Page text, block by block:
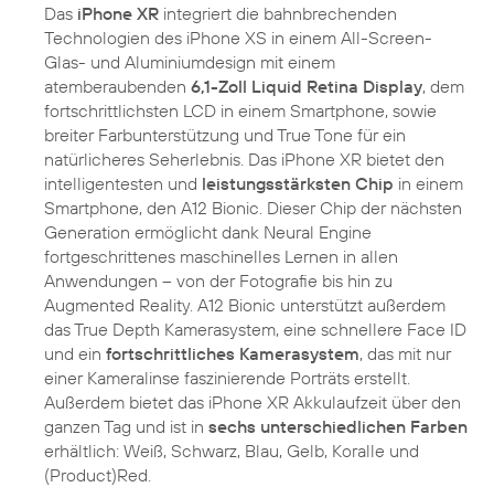
Das iPhone XR integriert die bahnbrechenden
Technologien des iPhone XS in einem All-Screen-
Glas- und Aluminiumdesign mit einem
atemberaubenden 6,1-Zoll Liquid Retina Display, dem
fortschrittlichsten LCD in einem Smartphone, sowie
breiter Farbunterstützung und True Tone für ein
natürlicheres Seherlebnis. Das iPhone XR bietet den
intelligentesten und leistungsstärksten Chip in einem
Smartphone, den A12 Bionic. Dieser Chip der nächsten
Generation ermöglicht dank Neural Engine
fortgeschrittenes maschinelles Lernen in allen
Anwendungen – von der Fotografie bis hin zu
Augmented Reality. A12 Bionic unterstützt außerdem
das True Depth Kamerasystem, eine schnellere Face ID
und ein fortschrittliches Kamerasystem, das mit nur
einer Kameralinse faszinierende Porträts erstellt.
Außerdem bietet das iPhone XR Akkulaufzeit über den
ganzen Tag und ist in sechs unterschiedlichen Farben
erhältlich: Weiß, Schwarz, Blau, Gelb, Koralle und
(Product)Red.